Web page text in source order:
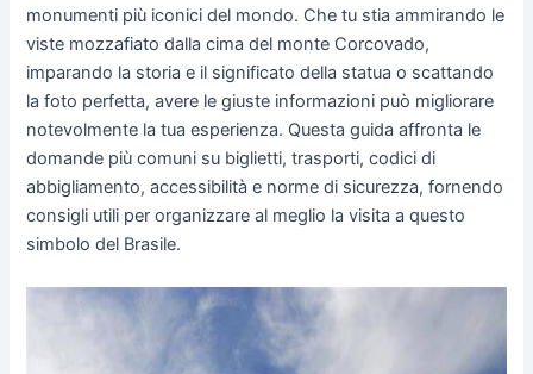
monumenti più iconici del mondo. Che tu stia ammirando le
viste mozzafiato dalla cima del monte Corcovado,
imparando la storia e il significato della statua o scattando
la foto perfetta, avere le giuste informazioni può migliorare
notevolmente la tua esperienza. Questa guida affronta le
domande più comuni su biglietti, trasporti, codici di
abbigliamento, accessibilità e norme di sicurezza, fornendo
consigli utili per organizzare al meglio la visita a questo
simbolo del Brasile.